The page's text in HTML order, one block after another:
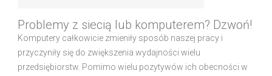
Problemy z siecią lub komputerem? Dzwoń!
Komputery całkowicie zmieniły sposób naszej pracy i
przyczyniły się do zwiększenia wydajności wielu
przedsiębiorstw. Pomimo wielu pozytywów ich obecności w